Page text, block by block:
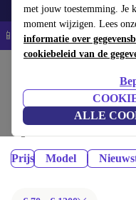
met jouw toestemming. Je
moment wijzigen. Lees
informatie over
cookiebeleid van de
ALLE
Smartphones Laptops
📱5% EXTRA korting op
iPads:
Gecertificeerd refurbished
dagen retourrecht & 12
Prijs Model